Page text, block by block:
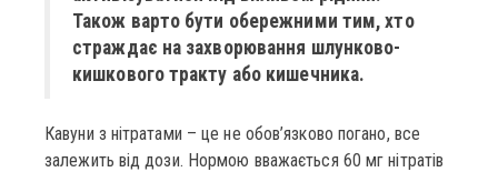
Також варто бути обережними тим, хто
страждає на захворювання шлунково-
кишкового тракту або кишечника.
Кавуни з нітратами – це не обов’язково погано, все
залежить від дози. Нормою вважається 60 мг нітратів